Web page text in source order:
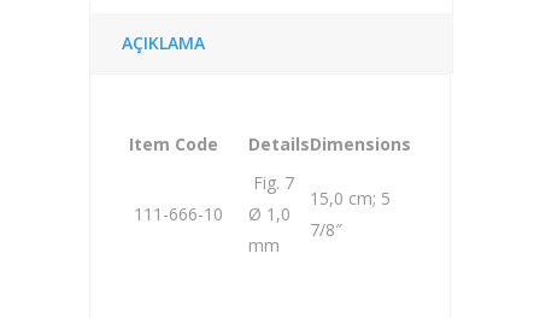
AÇIKLAMA
Item Code DetailsDimensions
111-666-10
Fig. 7
Ø 1,0
mm
15,0 cm; 5
7/8″